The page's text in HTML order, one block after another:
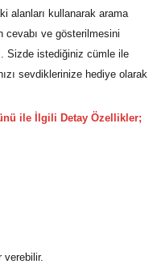
alanları kullanarak arama
ve gösterilmesini
Sizde istediğiniz cümle ile
sevdiklerinize hediye olarak
ile İlgili Detay Özellikler;
verebilir.